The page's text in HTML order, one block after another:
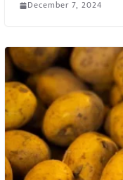
December 7, 2024